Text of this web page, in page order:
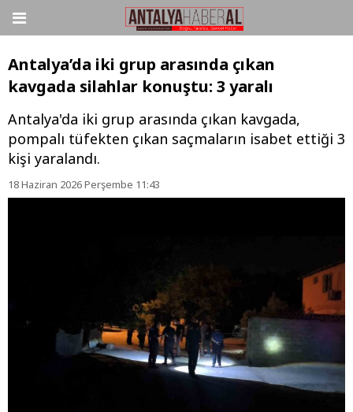
Antalya’da iki grup arasında çıkan
kavgada silahlar konuştu: 3 yaralı
Antalya'da iki grup arasında çıkan kavgada,
pompalı tüfekten çıkan saçmaların isabet ettiği 3
kişi yaralandı.
18 Haziran 2026 Perşembe 11:43